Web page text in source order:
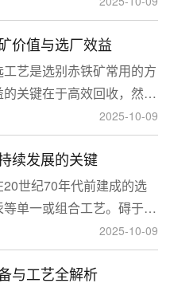
理与排洪系统设计方面面
价值与选厂效益
艺是选别赤铁矿常用的方
关键在于高效回收，然
、易泥化、存在高硅铝杂质
处理会面临回收率低、精
题。
2025-10-09
续发展的关键
世纪70年代前建成的选
单一或组合工艺。碍于当
普遍较低，大量细粒金、包
尾矿中，造成了巨大的经
2025-10-09
与工艺全解析